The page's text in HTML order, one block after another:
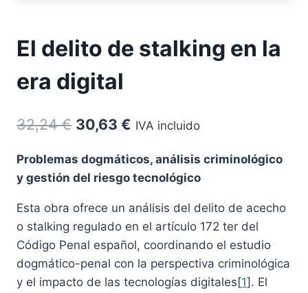
El delito de stalking en la
era digital
32,24€ El
original
32,24 €.
30,63 € El
actual
30,63 €.
IVA incluido
Problemas dogmáticos, análisis criminológico
y gestión del riesgo tecnológico
Esta obra ofrece un análisis del delito de acecho
o stalking regulado en el artículo 172 ter del
Código Penal español, coordinando el estudio
dogmático-penal con la perspectiva criminológica
y el impacto de las tecnologías digitales[1]. El